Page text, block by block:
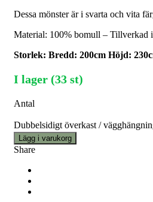
Dessa mönster är i svarta och vita
Material: 100% bomull – Tillverkad
Storlek: Bredd: 200cm Höjd:
I lager (33 st)
Antal
Dubbelsidigt överkast /
Lägg i varukorg
Share